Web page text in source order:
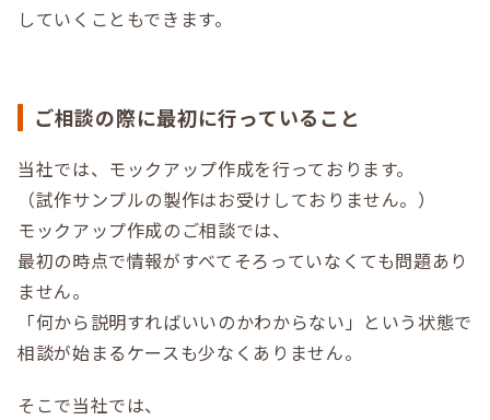
していくこともできます。
ご相談の際に最初に行っていること
当社では、モックアップ作成を行っております。
（試作サンプルの製作はお受けしておりません。）
モックアップ作成のご相談では、
最初の時点で情報がすべてそろっていなくても問題あり
ません。
「何から説明すればいいのかわからない」という状態で
相談が始まるケースも少なくありません。
そこで当社では、